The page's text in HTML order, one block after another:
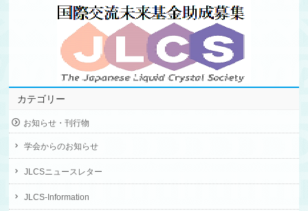
カテゴリー
お知らせ・刊行物
学会からのお知らせ
JLCSニュースレター
JLCS-Information